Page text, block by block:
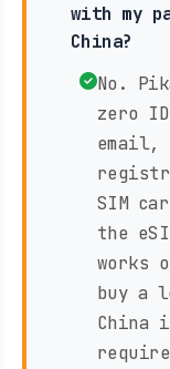
with my
China?
No.
zero
email,
SIM
the
works
buy a
China